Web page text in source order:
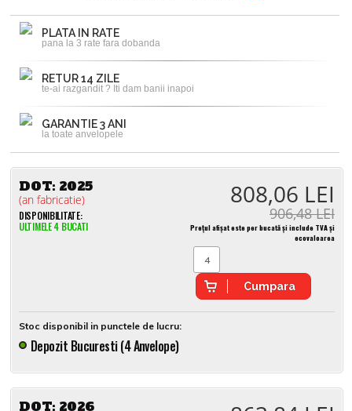
PLATA IN RATE
pana la 3 rate fara dobanda
RETUR 14 ZILE
te-ai razgandit ? Iti dam banii inapoi
GARANTIE 3 ANI
la toate anvelopele
DOT: 2025
(an fabricatie)
DISPONIBILITATE:
ULTIMELE 4 BUCATI
808,06 LEI
906,48 LEI
Prețul afișat este per bucată și include TVA și
ecovaloarea
Cumpara
Stoc disponibil in punctele de lucru:
Depozit Bucuresti (4 Anvelope)
DOT: 2026